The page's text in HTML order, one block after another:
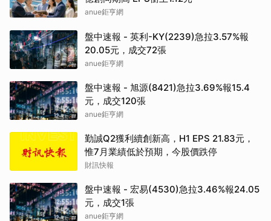
anue鉅亨網
盤中速報 - 英利-KY(2239)急拉3.57%報
20.05元，成交72張
anue鉅亨網
盤中速報 - 旭源(8421)急拉3.69%報15.4
元，成交120張
anue鉅亨網
勤誠Q2獲利續創新高，H1 EPS 21.83元，
惟7月業績低於預期，今股價跌停
財訊快報
盤中速報 - 宏易(4530)急拉3.46%報24.05
元，成交1張
anue鉅亨網